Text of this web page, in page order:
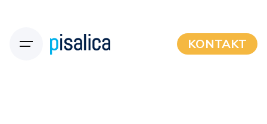
KONTAKT